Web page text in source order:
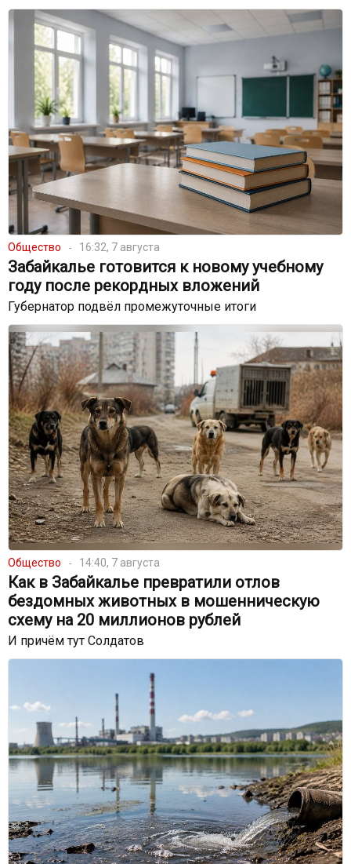
Общество 16:32, 7 августа
Забайкалье готовится к новому учебному
году после рекордных вложений
Губернатор подвёл промежуточные итоги
Общество 14:40, 7 августа
Как в Забайкалье превратили отлов
бездомных животных в мошенническую
схему на 20 миллионов рублей
И причём тут Солдатов